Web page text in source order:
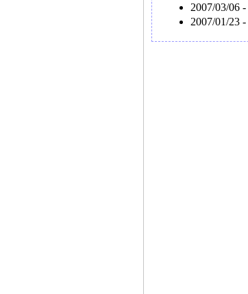
2007/03/06 -
2007/01/23 -